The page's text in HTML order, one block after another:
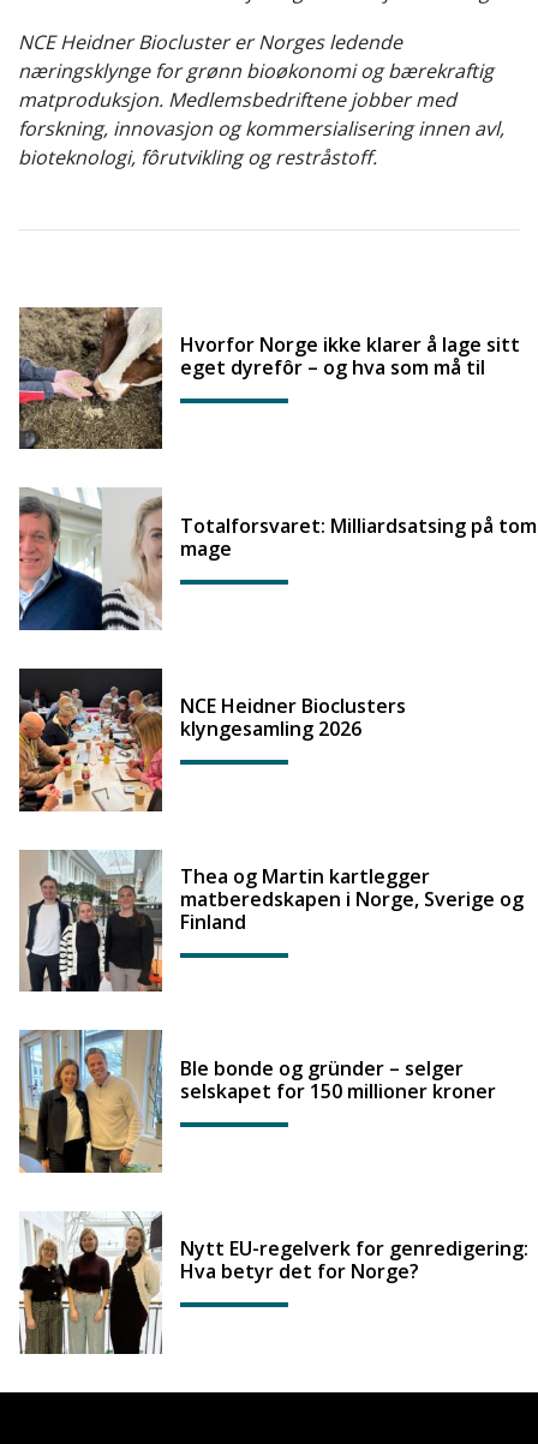
NCE Heidner Biocluster er Norges ledende
næringsklynge for grønn bioøkonomi og bærekraftig
matproduksjon. Medlemsbedriftene jobber med
forskning, innovasjon og kommersialisering innen avl,
bioteknologi, fôrutvikling og restråstoff.
Hvorfor Norge ikke klarer å lage sitt
eget dyrefôr – og hva som må til
Totalforsvaret: Milliardsatsing på tom
mage
NCE Heidner Bioclusters
klyngesamling 2026
Thea og Martin kartlegger
matberedskapen i Norge, Sverige og
Finland
Ble bonde og gründer – selger
selskapet for 150 millioner kroner
Nytt EU-regelverk for genredigering:
Hva betyr det for Norge?